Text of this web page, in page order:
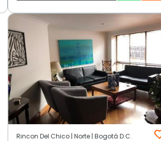
Rincon Del Chico | Norte | Bogotá D.C.